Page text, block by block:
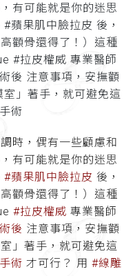
有可能就是你的迷思
蘋果肌中臉拉皮 後，
顴骨還得了！）這種
#拉皮權威 專業醫師
後 注意事項，安撫顴
」著手，就可避免這
術
時，偶有一些顧慮和
有可能就是你的迷思
#蘋果肌中臉拉皮 後，
顴骨還得了！）這種
#拉皮權威 專業醫師
後 注意事項，安撫顴
」著手，就可避免這
術 才可行？ 用 #線雕